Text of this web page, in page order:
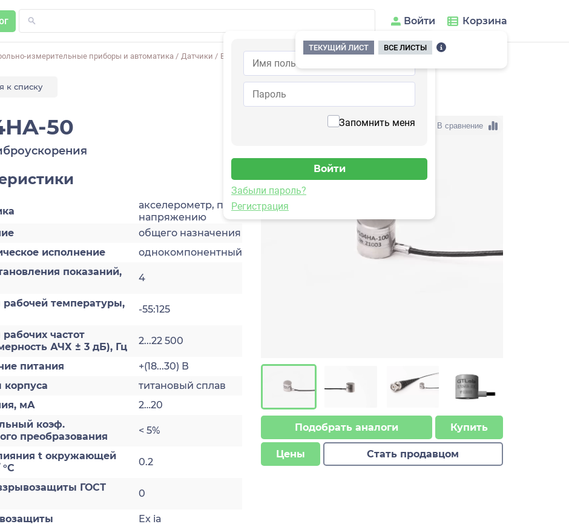
Войти
Запомнить меня
Забыли пароль?
Регистрация
Корзина
ТЕКУЩИЙ ЛИСТ
ВСЕ ЛИСТЫ
измерительные приборы и автоматика / Датчики / Виброускорения 1V104HA-50
к списку
50
акселерометр, по
напряжению
общего назначения
исполнение
однокомпонентный
показаний,
4
рабочей температуры,
-55:125
частот
АЧХ ± 3 дБ), Гц
2...22 500
питания
+(18...30) В
корпуса
титановый сплав
мА
2…20
коэф.
преобразования
< 5%
t окружающей
0.2
ГОСТ
0
Ex ia
В сравнение
Подобрать аналоги Купить
Цены Стать продавцом